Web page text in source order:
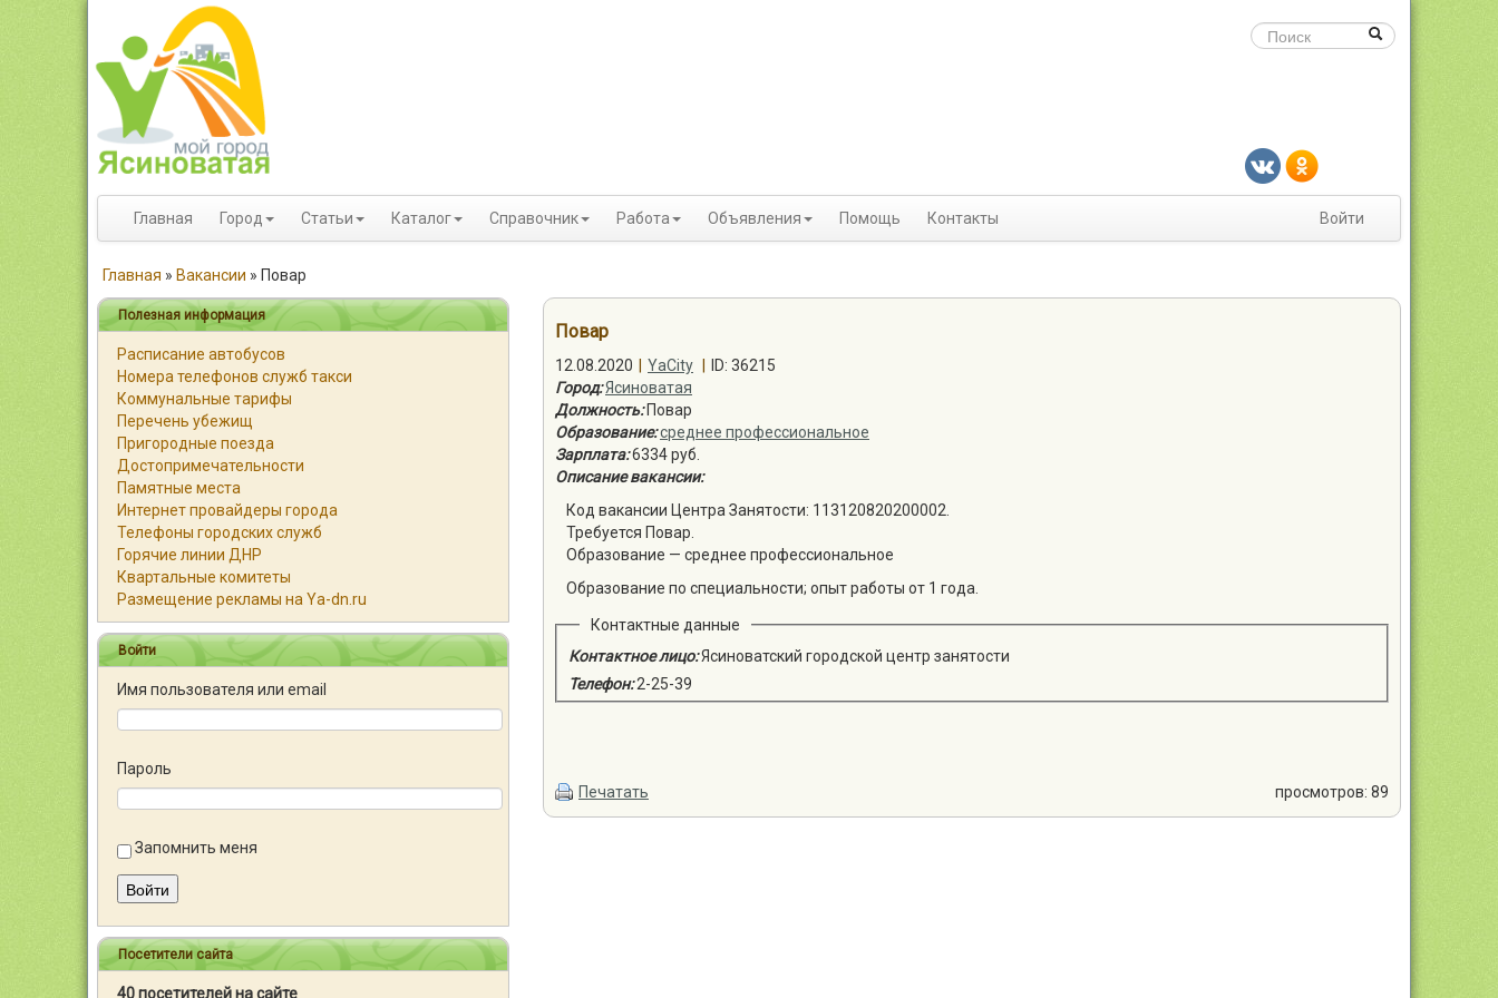
Главная Город Статьи Каталог Справочник Работа Объявления Помощь Контакты Войти
Главная » Вакансии » Повар
Полезная информация
Расписание автобусов
Номера телефонов служб такси
Коммунальные тарифы
Перечень убежищ
Пригородные поезда
Достопримечательности
Памятные места
Интернет провайдеры города
Телефоны городских служб
Горячие линии ДНР
Квартальные комитеты
Размещение рекламы на Ya-dn.ru
Войти
Имя пользователя или email
Пароль
Запомнить меня
Войти
Посетители сайта
40 посетителей на сайте
Повар
12.08.2020 YaCity
ID: 36215
Город:Ясиноватая
Должность: Повар
Образование:среднее профессиональное
Зарплата:6334 руб.
Описание вакансии:
Код вакансии Центра Занятости: 113120820200002.
Требуется Повар.
Образование — среднее профессиональное
Образование по специальности; опыт работы от 1 года.
Контактные данные
Контактное лицо:Ясиноватский городской центр занятости
Телефон:2-25-39
Печатать просмотров: 89